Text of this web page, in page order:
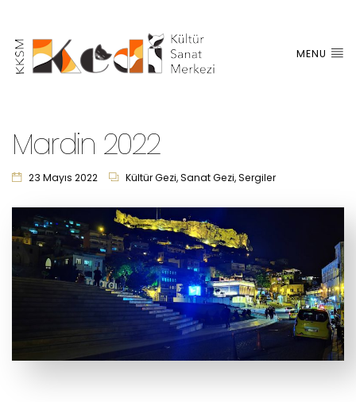
MENU
Mardin 2022
23 Mayıs 2022 Kültür Gezi,Sanat Gezi,Sergiler